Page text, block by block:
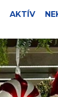
AKTÍV